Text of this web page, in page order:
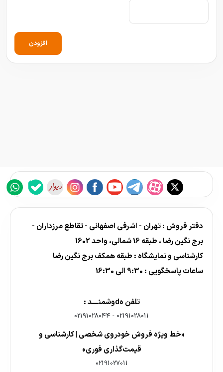
افزودن
دفتر فروش : تهران - اشرفی اصفهانی - تقاطع مرزداران -
برج نگین رضا ، طبقه 16 شمالی، واحد 1602
کارشناسی و نمایشگاه : طبقه همکف برج نگین رضا
ساعات پاسخگویی : 9:30 الی 16:30
تلفن هdوشمنــــد :
02191028011
-
02191028044
«خط ویژه فروش خودروی شخصی | کارشناسی و
قیمت‌گذاری فوری»
02191027011